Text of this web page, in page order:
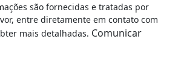
são fornecidas e tratadas por
entre diretamente em contato com
mais detalhadas. Comunicar